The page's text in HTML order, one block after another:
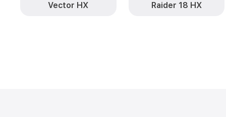
Vector HX Raider 18 HX